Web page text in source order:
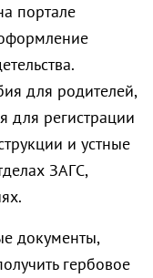
портале
оформление
для родителей,
для регистрации
и устные
ЗАГС,
документы,
гербовое